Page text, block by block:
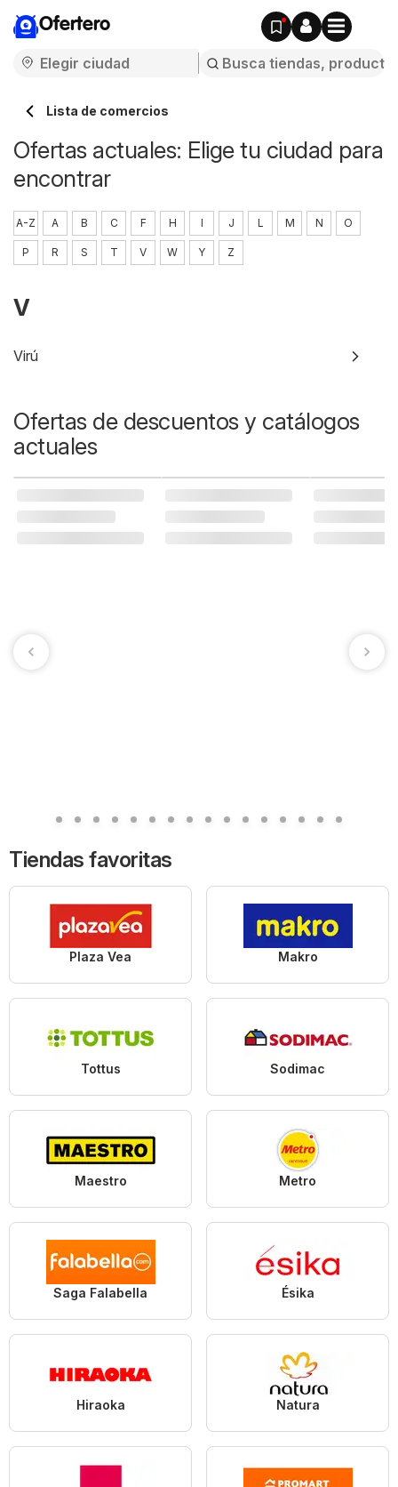
Ofertero
Lista de comercios
Ofertas actuales: Elige tu ciudad para
encontrar
A-Z A B C F H I J L M N O
P R S T V W Y Z
V
Virú
Ofertas de descuentos y catálogos
actuales
Tiendas favoritas
Plaza Vea Makro
Tottus Sodimac
Maestro Metro
Saga Falabella Ésika
Hiraoka Natura